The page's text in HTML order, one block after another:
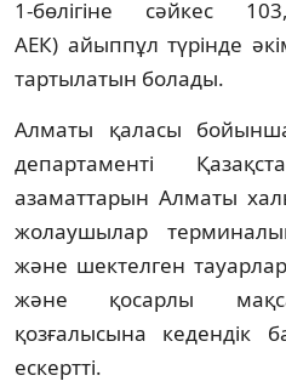
1-бөлігіне сәйкес
АЕК) айыппұл түрінде
тартылатын болады.
Алматы қаласы бойынша
департаменті
азаматтарын Алматы
жолаушылар
және шектелген
және қосарлы
қозғалысына кедендік
ескертті.